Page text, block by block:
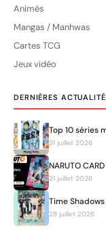
Animés
Mangas / Manhwas
Cartes TCG
Jeux vidéo
DERNIÈRES
Top 10 séries
31 juillet 2026
NARUTO
31 juillet 2026
Time
28 juillet 2026